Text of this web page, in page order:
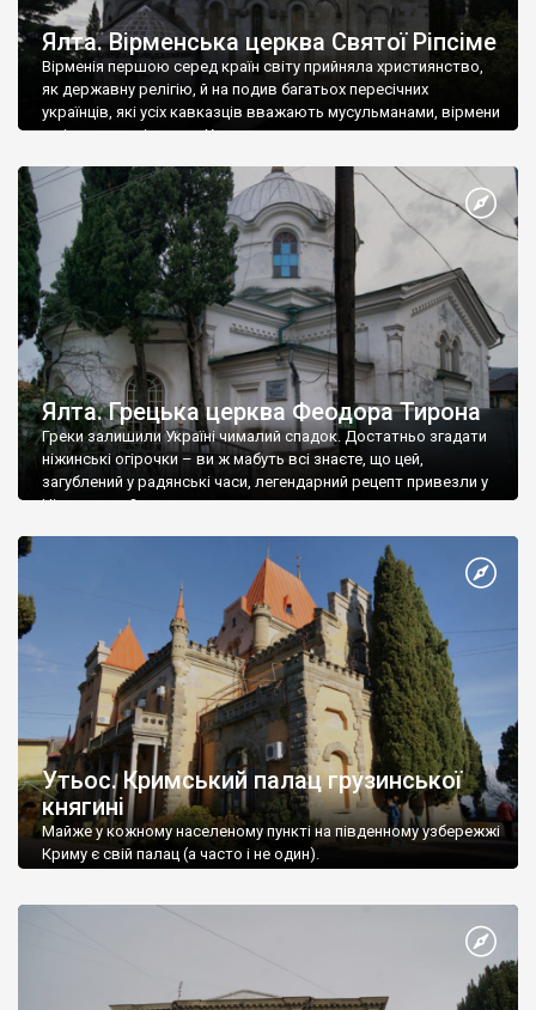
Ялта. Вірменська церква Святої Ріпсіме
Вірменія першою серед країн світу прийняла християнство,
як державну релігію, й на подив багатьох пересічних
українців, які усіх кавказців вважають мусульманами, вірмени
є відданими вірянами Христа
Ялта. Грецька церква Феодора Тирона
Греки залишили Україні чималий спадок. Достатньо згадати
ніжинські огірочки – ви ж мабуть всі знаєте, що цей,
загублений у радянські часи, легендарний рецепт привезли у
Ніжин греки?
Утьос. Кримський палац грузинської
княгині
Майже у кожному населеному пункті на південному узбережжі
Криму є свій палац (а часто і не один).